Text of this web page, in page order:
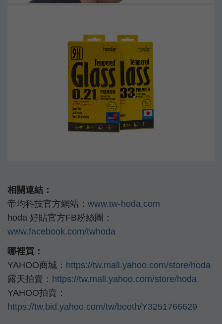
相關連結：
帝均科技官方網站： www.tw-hoda.com
hoda 好貼官方FB粉絲團：
www.facebook.com/twhoda
哪裡買：
YAHOO商城： https://tw.mall.yahoo.com/store/hoda
露天拍賣： https://tw.mall.yahoo.com/store/hoda
YAHOO拍賣：
https://tw.bid.yahoo.com/tw/booth/Y3251766629